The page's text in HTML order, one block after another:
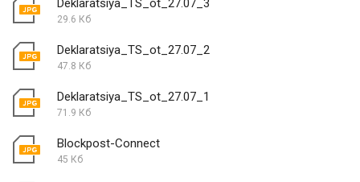
Deklaratsiya_TS_ot_27.07_3
29.6 Кб
Deklaratsiya_TS_ot_27.07_2
47.8 Кб
Deklaratsiya_TS_ot_27.07_1
71.9 Кб
Blockpost-Connect
45 Кб